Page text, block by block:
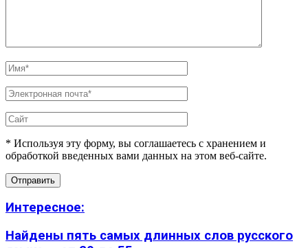
* Используя эту форму, вы соглашаетесь с хранением и
обработкой введенных вами данных на этом веб-сайте.
Интересное:
Найдены пять самых длинных слов русского